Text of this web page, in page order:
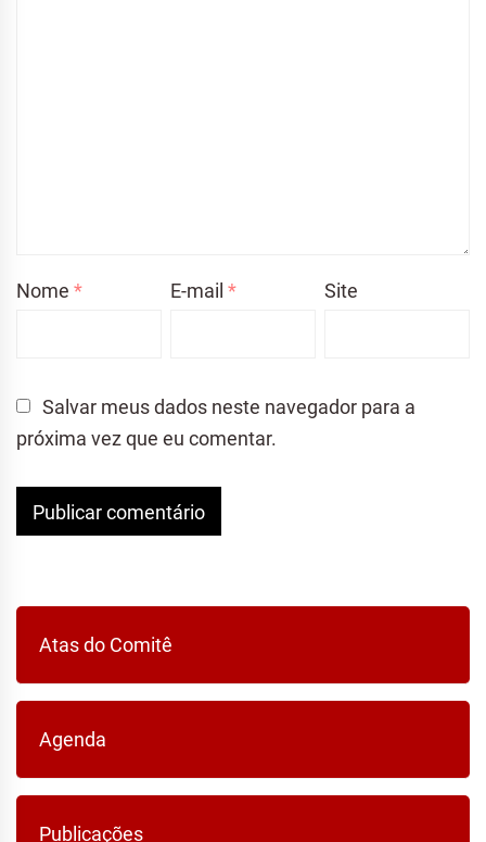
Nome * E-mail* Site
Salvar meus dados neste navegador para a
próxima vez que eu comentar.
Atas do Comitê
Agenda
Publicações